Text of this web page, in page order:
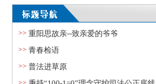
>> 重阳思故亲--致亲爱的爷爷
>> 青春检语
>> 普法进草原